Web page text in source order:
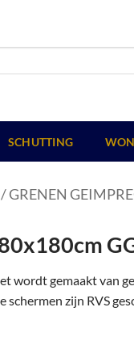
SCHUTTING
GRENEN
wordt gemaakt van
schermen zijn RVS